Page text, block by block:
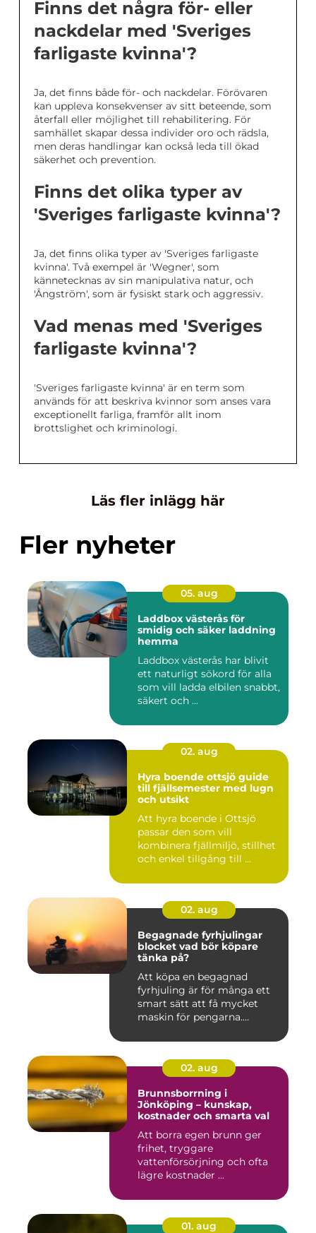
Finns det några för- eller
nackdelar med 'Sveriges
farligaste kvinna'?
Ja, det finns både för- och nackdelar. Förövaren
kan uppleva konsekvenser av sitt beteende, som
återfall eller möjlighet till rehabilitering. För
samhället skapar dessa individer oro och rädsla,
men deras handlingar kan också leda till ökad
säkerhet och prevention.
Finns det olika typer av
'Sveriges farligaste kvinna'?
Ja, det finns olika typer av 'Sveriges farligaste
kvinna'. Två exempel är 'Wegner', som
kännetecknas av sin manipulativa natur, och
'Ångström', som är fysiskt stark och aggressiv.
Vad menas med 'Sveriges
farligaste kvinna'?
'Sveriges farligaste kvinna' är en term som
används för att beskriva kvinnor som anses vara
exceptionellt farliga, framför allt inom
brottslighet och kriminologi.
Läs fler inlägg här
Fler nyheter
05. aug
Laddbox västerås för
smidig och säker laddning
hemma
Laddbox västerås har blivit
ett naturligt sökord för alla
som vill ladda elbilen snabbt,
säkert och ...
02. aug
Hyra boende ottsjö guide
till fjällsemester med lugn
och utsikt
Att hyra boende i Ottsjö
passar den som vill
kombinera fjällmiljö, stillhet
och enkel tillgång till ...
02. aug
Begagnade fyrhjulingar
blocket vad bör köpare
tänka på?
Att köpa en begagnad
fyrhjuling är för många ett
smart sätt att få mycket
maskin för pengarna.
02. aug
Brunnsborrning i
Jönköping – kunskap,
kostnader och smarta val
Att borra egen brunn ger
frihet, tryggare
vattenförsörjning och ofta
lägre kostnader ...
01. aug